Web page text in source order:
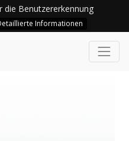
die Benutzererkennung
Informationen